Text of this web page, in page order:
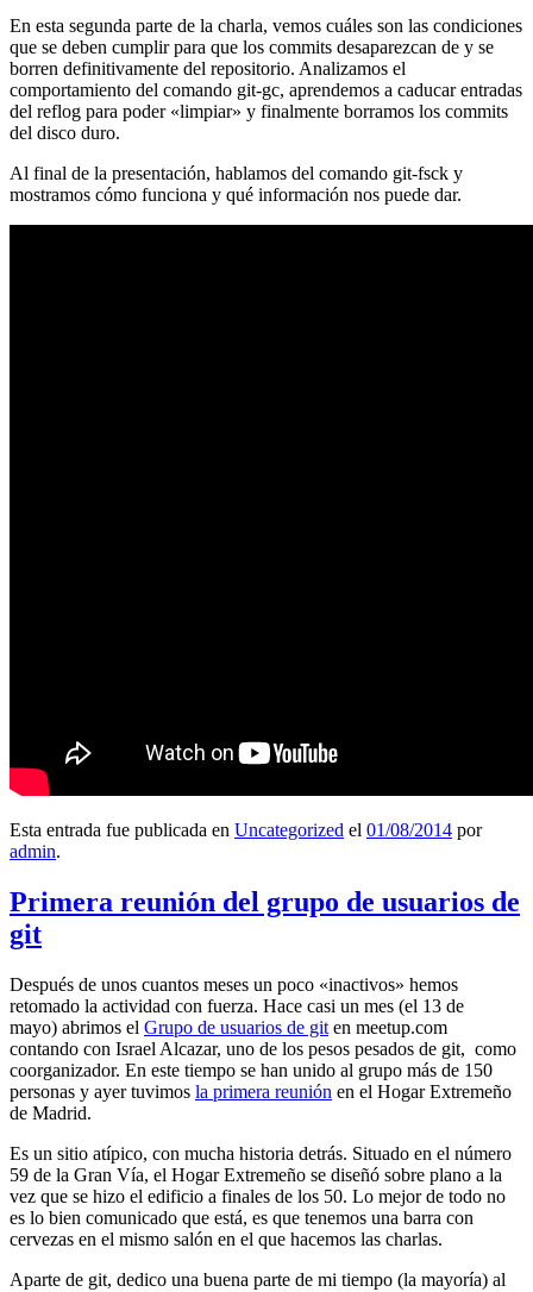
En esta segunda parte de la charla, vemos cuáles son las condiciones
que se deben cumplir para que los commits desaparezcan de y se
borren definitivamente del repositorio. Analizamos el
comportamiento del comando git-gc, aprendemos a caducar entradas
del reflog para poder «limpiar» y finalmente borramos los commits
del disco duro.
Al final de la presentación, hablamos del comando git-fsck y
mostramos cómo funciona y qué información nos puede dar.
Esta entrada fue publicada en Uncategorized el 01/08/2014 por
admin.
Primera reunión del grupo de usuarios de
git
Después de unos cuantos meses un poco «inactivos» hemos
retomado la actividad con fuerza. Hace casi un mes (el 13 de
mayo) abrimos el Grupo de usuarios de git en meetup.com
contando con Israel Alcazar, uno de los pesos pesados de git, como
coorganizador. En este tiempo se han unido al grupo más de 150
personas y ayer tuvimos la primera reunión en el Hogar Extremeño
de Madrid.
Es un sitio atípico, con mucha historia detrás. Situado en el número
59 de la Gran Vía, el Hogar Extremeño se diseñó sobre plano a la
vez que se hizo el edificio a finales de los 50. Lo mejor de todo no
es lo bien comunicado que está, es que tenemos una barra con
cervezas en el mismo salón en el que hacemos las charlas.
Aparte de git, dedico una buena parte de mi tiempo (la mayoría) al